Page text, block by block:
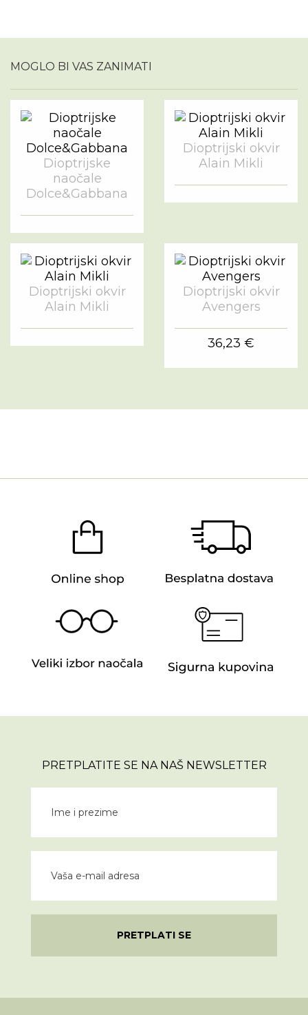
MOGLO BI VAS ZANIMATI
Dioptrijske
naočale
Dolce&Gabbana
Dioptrijski okvir
Alain Mikli
Dioptrijski okvir
Alain Mikli
Dioptrijski okvir
Avengers
36,23 €
PRETPLATITE SE NA NAŠ NEWSLETTER
PRETPLATI SE